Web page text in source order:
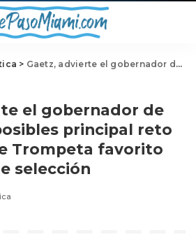
> Gaetz, advierte el gobernador de Georgia, de posibles principal reto si no se toque Trompeta favorito del Senado de selección
el gobernador de
principal reto
Trompeta favorito
selección